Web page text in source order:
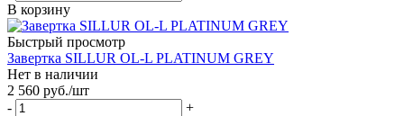
В корзину
Быстрый просмотр
Завертка SILLUR OL-L PLATINUM GREY
Нет в наличии
2 560 руб./шт
-
+